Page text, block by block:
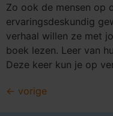
Zo ook de mensen op
ervaringsdeskundig
verhaal willen ze met
boek lezen. Leer van
Deze keer kun je op
← vorige